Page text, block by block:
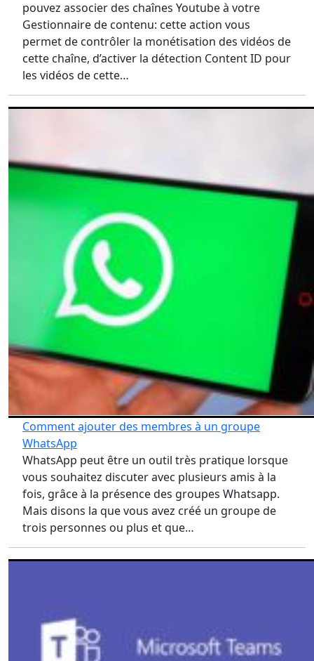
pouvez associer des chaînes Youtube à votre
Gestionnaire de contenu: cette action vous
permet de contrôler la monétisation des vidéos de
cette chaîne, d’activer la détection Content ID pour
les vidéos de cette…
Comment ajouter des membres à un groupe
WhatsApp
WhatsApp peut être un outil très pratique lorsque
vous souhaitez discuter avec plusieurs amis à la
fois, grâce à la présence des groupes Whatsapp.
Mais disons la que vous avez créé un groupe de
trois personnes ou plus et que…